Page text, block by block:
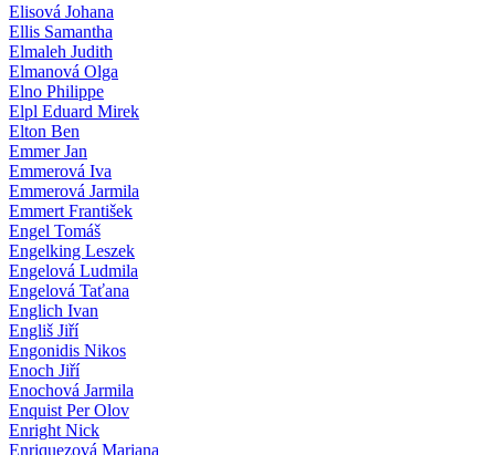
Elisová Johana
Ellis Samantha
Elmaleh Judith
Elmanová Olga
Elno Philippe
Elpl Eduard Mirek
Elton Ben
Emmer Jan
Emmerová Iva
Emmerová Jarmila
Emmert František
Engel Tomáš
Engelking Leszek
Engelová Ludmila
Engelová Taťana
Englich Ivan
Engliš Jiří
Engonidis Nikos
Enoch Jiří
Enochová Jarmila
Enquist Per Olov
Enright Nick
Enriquezová Mariana